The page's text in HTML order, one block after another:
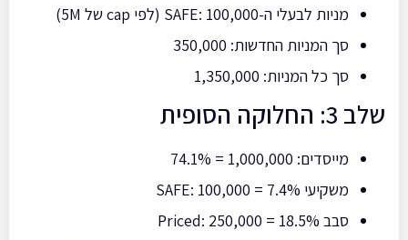
מניות לבעלי ה-SAFE: 100,000 (לפי cap של 5M)
סך המניות החדשות: 350,000
סך כל המניות: 1,350,000
שלב 3: החלוקה הסופית
מייסדים: 1,000,000 = 74.1%
משקיעי SAFE: 100,000 = 7.4%
סבב Priced: 250,000 = 18.5%